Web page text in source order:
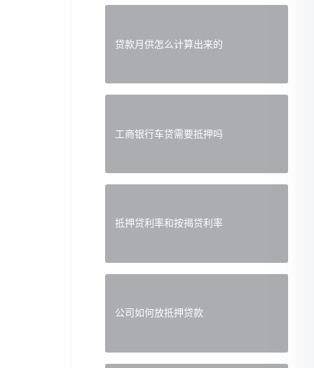
贷款月供怎么计算出来的
工商银行车贷需要抵押吗
抵押贷利率和按揭贷利率
公司如何放抵押贷款